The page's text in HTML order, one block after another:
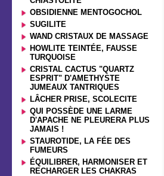
OBSIDIENNE MENTOGOCHOL
SUGILITE
WAND CRISTAUX DE MASSAGE
HOWLITE TEINTÉE, FAUSSE
TURQUOISE
CRISTAL CACTUS "QUARTZ
ESPRIT" D'AMETHYSTE
JUMEAUX TANTRIQUES
LÂCHER PRISE, SCOLECITE
QUI POSSÈDE UNE LARME
D'APACHE NE PLEURERA PLUS
JAMAIS !
STAUROTIDE, LA FÉE DES
FUMEURS
ÉQUILIBRER, HARMONISER ET
RECHARGER LES CHAKRAS